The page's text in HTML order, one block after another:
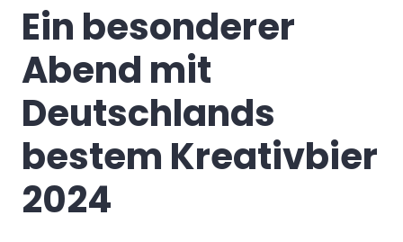
Ein besonderer
Abend mit
Deutschlands
bestem Kreativbier
2024